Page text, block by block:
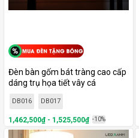
Đèn bàn gốm bát tràng cao cấp
dáng trụ họa tiết vây cá
DB016 DB017
1,462,500₫ - 1,525,500₫ -10%